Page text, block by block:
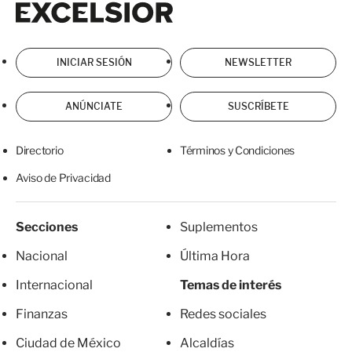
INICIAR SESIÓN NEWSLETTER
ANÚNCIATE SUSCRÍBETE
Directorio Términos y Condiciones
Aviso de Privacidad
Secciones
Nacional
Internacional
Finanzas
Ciudad de México
Suplementos
Última Hora
Temas de interés
Redes sociales
Alcaldías